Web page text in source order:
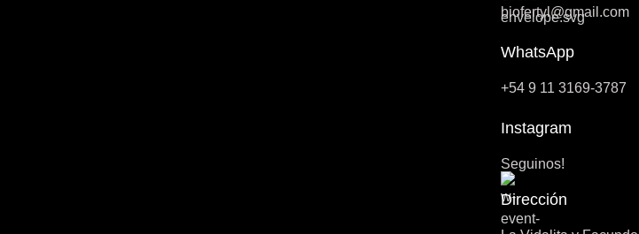
biofertyl@gmail.com
WhatsApp
+54 9 11 3169-3787
Instagram
Seguinos!
Dirección